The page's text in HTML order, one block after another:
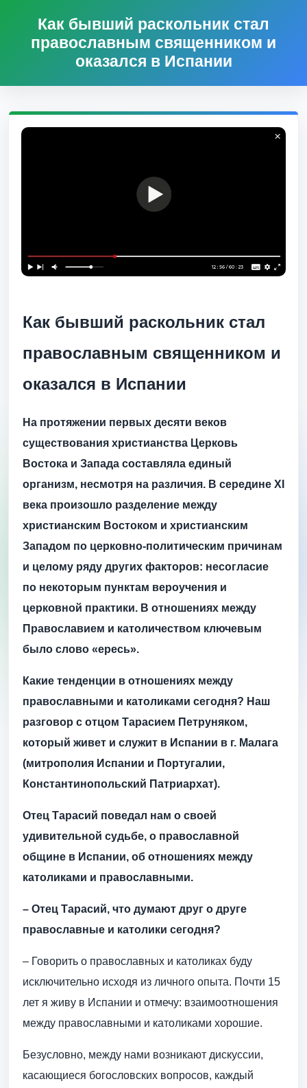
Как бывший раскольник стал
православным священником и
оказался в Испании
Как бывший раскольник стал
православным священником и
оказался в Испании
На протяжении первых десяти веков
существования христианства Церковь
Востока и Запада составляла единый
организм, несмотря на различия. В середине XI
века произошло разделение между
христианским Востоком и христианским
Западом по церковно-политическим причинам
и целому ряду других факторов: несогласие
по некоторым пунктам вероучения и
церковной практики. В отношениях между
Православием и католичеством ключевым
было слово «ересь».
Какие тенденции в отношениях между
православными и католиками сегодня? Наш
разговор с отцом Тарасием Петруняком,
который живет и служит в Испании в г. Малага
(митрополия Испании и Португалии,
Константинопольский Патриархат).
Отец Тарасий поведал нам о своей
удивительной судьбе, о православной
общине в Испании, об отношениях между
католиками и православными.
– Отец Тарасий, что думают друг о друге
православные и католики сегодня?
– Говорить о православных и католиках буду
исключительно исходя из личного опыта. Почти 15
лет я живу в Испании и отмечу: взаимоотношения
между православными и католиками хорошие.
Безусловно, между нами возникают дискуссии,
касающиеся богословских вопросов, каждый